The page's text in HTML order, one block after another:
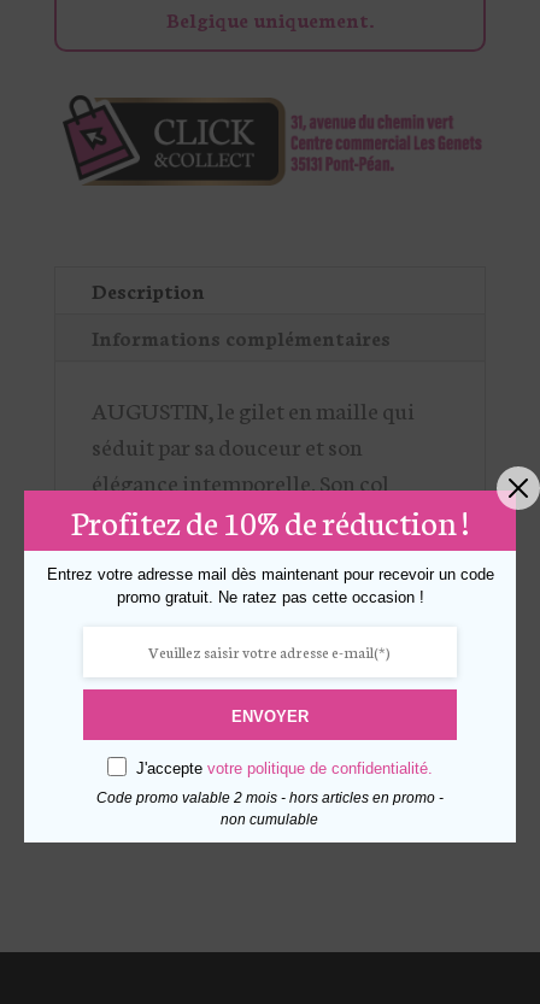
Belgique uniquement.
Description
Informations complémentaires
AUGUSTIN, le gilet en maille qui
séduit par sa douceur et son
élégance intemporelle. Son col
montant boutonné structure la
silhouette tout en apportant une
touche raffinée et chaleureuse.
fermé comm un pull que légèrement
ouvert sur une blouse pour un look
féminin et moderne.
Profitez de 10% de réduction !
Entrez votre adresse mail dès maintenant pour recevoir un code
promo gratuit. Ne ratez pas cette occasion !
ENVOYER
J'accepte votre politique de confidentialité.
Code promo valable 2 mois - hors articles en promo -
non cumulable